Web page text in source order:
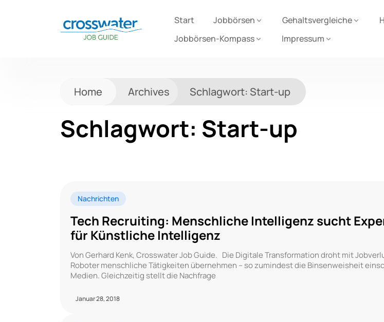
Start Jobbörsen Gehaltsvergleiche
Jobbörsen-Kompass
Impressum
Home Archives Schlagwort: Start-up
Schlagwort: Start-up
Nachrichten
Tech Recruiting: Menschliche Intelligenz sucht
für Künstliche Intelligenz
Von Gerhard Kenk, Crosswater Job Guide. Die Digitale Transformation droht mit
Roboter menschliche Tätigkeiten übernehmen – so zumindest die Binsenweisheit
Medien. Gleichzeitig stellt die Nachfrage
Januar 28, 2018